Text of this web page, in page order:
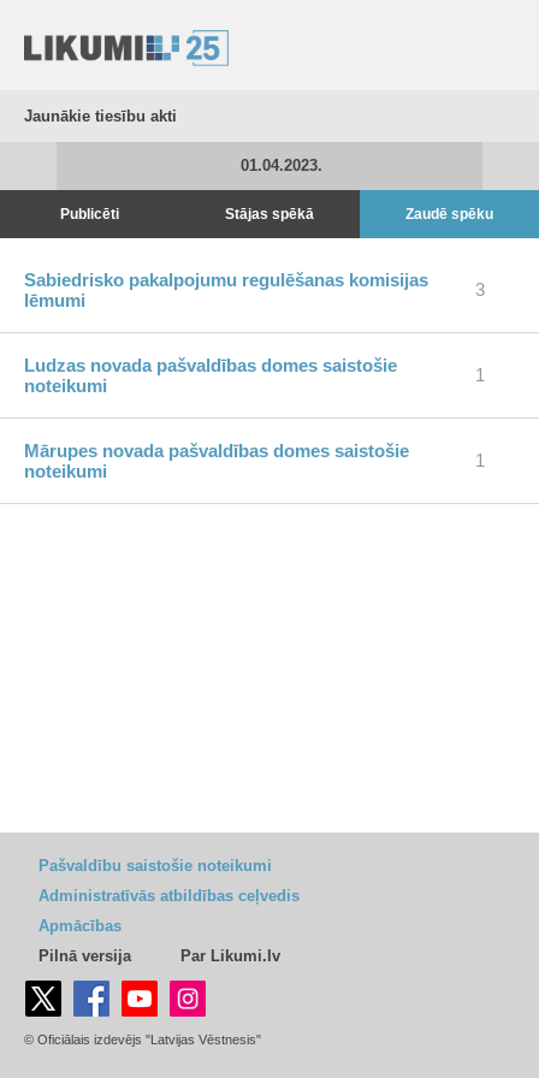
Jaunākie tiesību akti
01.04.2023.
Publicēti Stājas spēkā Zaudē spēku
Sabiedrisko pakalpojumu regulēšanas komisijas
lēmumi
3
Ludzas novada pašvaldības domes saistošie
noteikumi
1
Mārupes novada pašvaldības domes saistošie
noteikumi
1
Pašvaldību saistošie noteikumi
Administratīvās atbildības ceļvedis
Apmācības
Pilnā versija
Par Likumi.lv
© Oficiālais izdevējs "Latvijas Vēstnesis"